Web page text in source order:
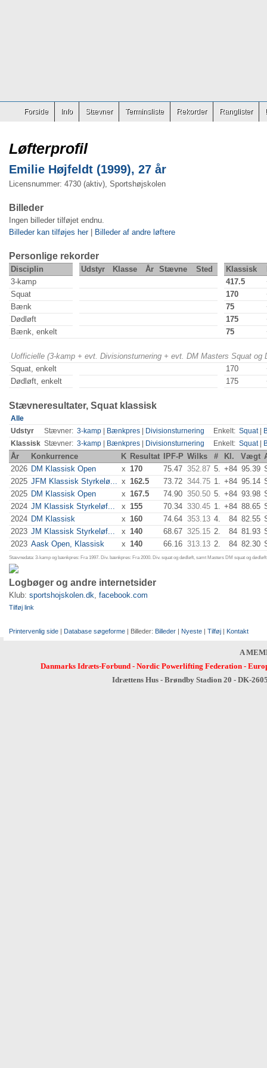
Forside Info Stævner Terminsliste Rekorder Ranglister
Løfterprofil
Emilie Højfeldt (1999), 27 år
Licensnummer: 4730 (aktiv), Sportshøjskolen
Billeder
Ingen billeder tilføjet endnu.
Billeder kan tilføjes her| Billeder af andre løftere
Personlige rekorder
Disciplin Udstyr Klasse År Stævne Sted Klassisk
3-kamp
417.5
Squat
170
Bænk
75
Dødløft
175
Bænk, enkelt
75
Uofficielle (3-kamp + evt. Divisionsturnering + evt. DM Masters Squat
Squat, enkelt
170
Dødløft, enkelt
175
Stævneresultater, Squat klassisk
Alle
Udstyr
Stævner: 3-kamp Bænkpres Divisionsturnering Enkelt: Squat|
Klassisk Stævner: 3-kamp Bænkpres Divisionsturnering Enkelt: Squat|
År Konkurrence K Resultat IPF-P Wilks # Kl. Vægt
2026 DM Klassisk Open x 170 75.47 352.87 5. +84 95.39
2025 JFM Klassisk Styrkelø... x 162.5 73.72 344.75 1. +84 95.14
2025 DM Klassisk Open x 167.5 74.90 350.50 5. +84 93.98
2024 JM Klassisk Styrkeløf... x 155 70.34 330.45 1. +84 88.65
2024 DM Klassisk x 160 74.64 353.13 4. 84 82.55
2023 JM Klassisk Styrkeløf... x 140 68.67 325.15 2. 84 81.93
2023 Aask Open, Klassisk x 140 66.16 313.13 2. 84 82.30
Stævnedata: 3-kamp og bænkpres: Fra 1997. Div. bænkpres: Fra 2000. Div. squat og dødløft, samt Masters DM squat og
Logbøger og andre internetsider
Klub: sportshojskolen.dk, facebook.com
Tilføj link
Printervenlig side | Database søgeforme | Billeder: Billeder | Nyeste | Tilføj | Kontakt
A
Danmarks Idræts-Forbund- Nordic Powerlifting Federation-
Idrættens Hus - Brøndby Stadion 20 - DK-